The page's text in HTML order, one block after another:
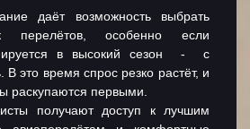
даёт возможность выбрать
перелётов, особенно если
в высокий сезон - с
В это время спрос резко растёт, и
раскупаются первыми.
получают доступ к лучшим